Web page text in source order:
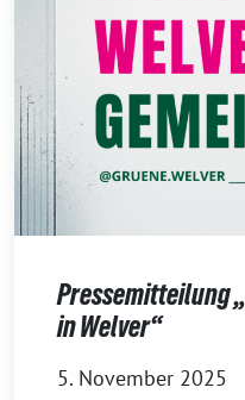
Pressemitteilung
in Welver“
5. November 2025